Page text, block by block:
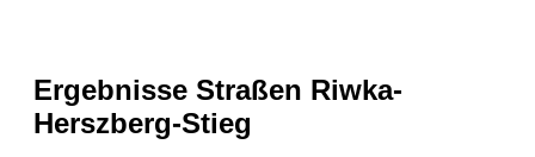
Ergebnisse Straßen Riwka-
Herszberg-Stieg